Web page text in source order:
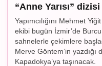
“Anne Yarısı” dizisi
Yapımcılığını Mehmet
ekibi bugün İzmir’de
sahnelerle çekimlere
Merve Göntem’in yazdığı
Kapadokya’ya taşınacak.